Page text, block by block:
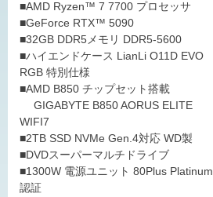
■AMD Ryzen™ 7 7700 プロセッサ
■GeForce RTX™ 5090
■32GB DDR5メモリ DDR5-5600
■ハイエンドケース LianLi O11D EVO
RGB 特別仕様
■AMD B850 チップセット搭載
GIGABYTE B850 AORUS ELITE
WIFI7
■2TB SSD NVMe Gen.4対応 WD製
■DVDスーパーマルチドライブ
■1300W 電源ユニット 80Plus Platinum
認証